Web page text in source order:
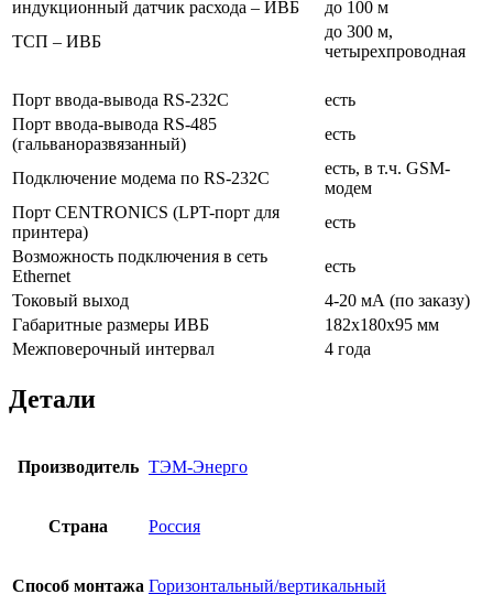
индукционный датчик расхода – ИВБ
до 100 м
ТСП – ИВБ
до 300 м,
четырехпроводная
Порт ввода-вывода RS-232С
есть
Порт ввода-вывода RS-485
(гальваноразвязанный)
есть
Подключение модема по RS-232С
есть, в т.ч. GSM-
модем
Порт CENTRONICS (LPT-порт для
принтера)
есть
Возможность подключения в сеть
Ethernet
есть
Токовый выход
4-20 мА (по заказу)
Габаритные размеры ИВБ
182х180х95 мм
Межповерочный интервал
4 года
Детали
Производитель ТЭМ-Энерго
Страна Россия
Способ монтажа Горизонтальный/вертикальный